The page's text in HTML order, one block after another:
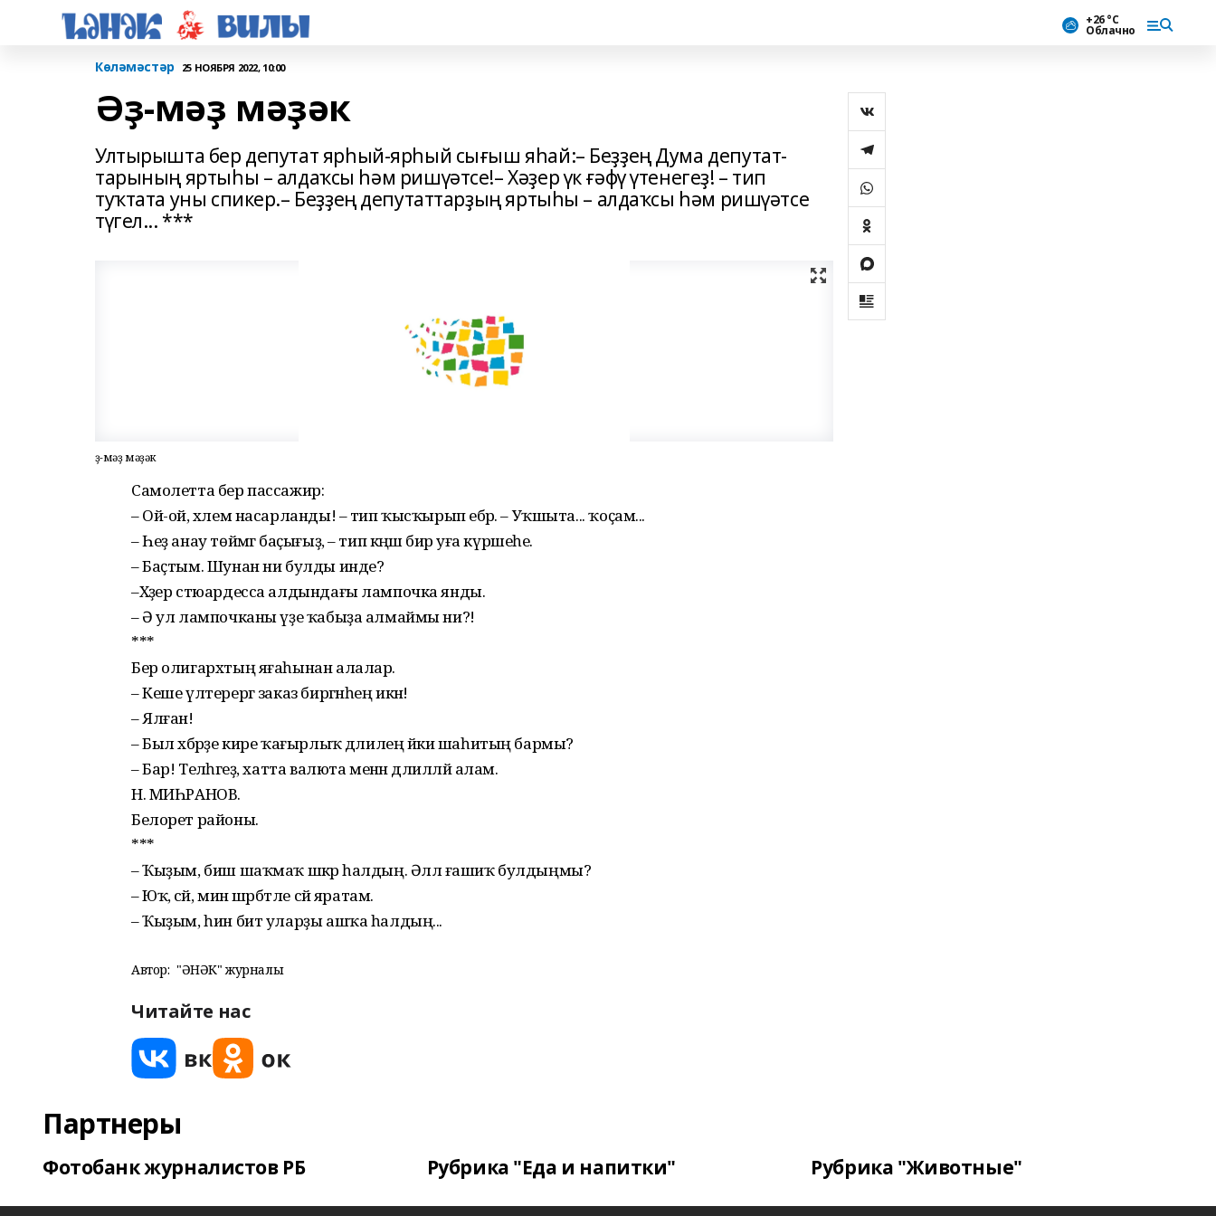
+26 °С
Облачно
Көләмәстәр 25 НОЯБРЯ 2022, 10:00
Әҙ-мәҙ мәҙәк
Ултырышта бер депутат ярһый-ярһый сығыш яһай:– Беҙҙең Дума депу­тат­
тарының яртыһы – алдаҡсы һәм ришүәтсе!– Хәҙер үк ғәфү үтенегеҙ! – тип
туҡтата уны спикер.– Беҙҙең депутаттарҙың яртыһы – алдаҡсы һәм ришүәтсе
түгел... ***
Әҙ-мәҙ мәҙәк
Самолетта бер пассажир:
– Ой-ой, хәлем насарланды! – тип ҡысҡырып ебәрә. – Уҡшыта... ҡоҫам...
– Һеҙ анау төймәгә баҫы­ғыҙ, – тип кәңәш бирә уға күршеһе.
– Баҫтым. Шунан ни булды инде?
–Хәҙер стюардесса ал­дын­дағы лампочка янды.
– Ә ул лампочканы үҙе ҡабыҙа алмаймы ни?!
***
Бер олигархтың яғаһынан алалар.
– Кеше үлтерергә заказ биргәнһең икән!
– Ялған!
– Был хәбәрҙе кире ҡа­ғырлыҡ дәлилең йәки ша­һитың бармы?
– Бар! Теләһәгеҙ, хатта валюта менән дәлилләй алам.
Н. МИҺРАНОВ.
Белорет районы.
***
– Ҡыҙым, биш шаҡмаҡ шәкәр һалдың. Әллә ғашиҡ булдыңмы?
– Юҡ, әсәй, мин шәрбәт­ле сәй яратам.
– Ҡыҙым, һин бит уларҙы ашҡа һалдың...
Автор: "ҺӘНӘК" журналы
Читайте нас
Партнеры
Фотобанк журналистов РБ Рубрика "Еда и напитки" Рубрика "Животные"